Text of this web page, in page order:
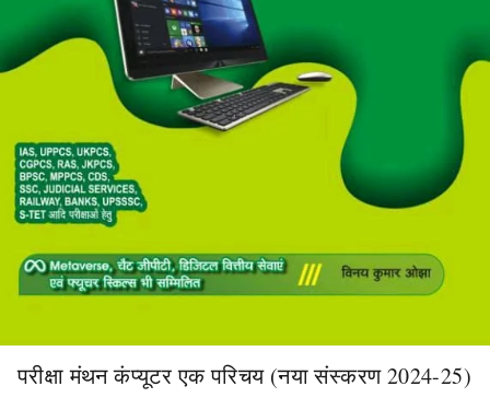
परीक्षा मंथन कंप्यूटर एक परिचय (नया संस्करण 2024-25)